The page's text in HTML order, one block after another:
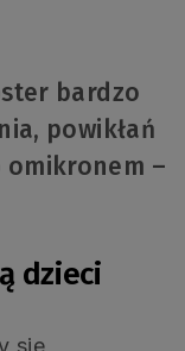
bardzo
powikłań
omikronem –
dzieci
się